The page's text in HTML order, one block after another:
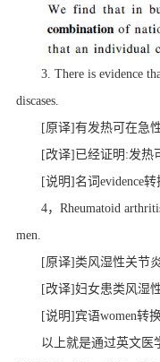
3. There is evidence
discases.
[原译]有发热可在急
[改译]已经证明:发热
[说明]名词evidence
4，Rheumatoid
men.
[原译]类风湿性关节
[改译]妇女患类风湿
[说明]宾语women转
以上就是通过英文医